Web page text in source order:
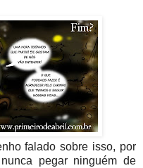
falado sobre isso, por
pegar ninguém de